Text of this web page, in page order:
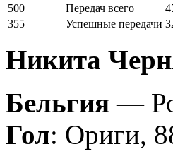
500
Передач всего
355
Успешные передачи
Никита
Бельгия —
Гол: Ориги,